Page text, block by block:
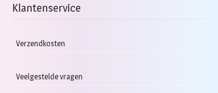
Klantenservice
Verzendkosten
Veelgestelde vragen